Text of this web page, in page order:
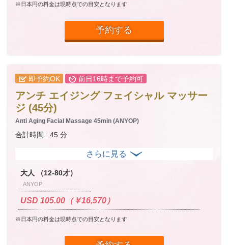
※日本円の料金は現時点での目安となります
予約する
即予約OK 前日16時まで予約可
アンチ エイジング フェイシャル マッサー
ジ (45分)
Anti Aging Facial Massage 45min (ANYOP)
合計時間 : 45 分
大人 （12-80才）
ANYOP
USD 105.00（￥16,570）
※日本円の料金は現時点での目安となります